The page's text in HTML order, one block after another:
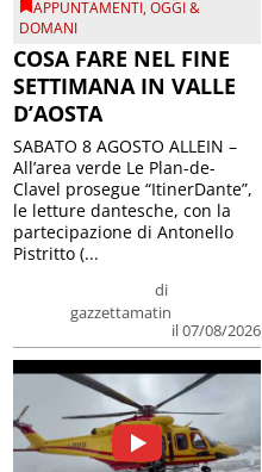
APPUNTAMENTI,OGGI &
DOMANI
COSA FARE NEL FINE
SETTIMANA IN VALLE
D’AOSTA
di
gazzettamatin
il 07/08/2026
SABATO 8 AGOSTO ALLEIN –
All’area verde Le Plan-de-
Clavel prosegue “ItinerDante”,
le letture dantesche, con la
partecipazione di Antonello
Pistritto (...